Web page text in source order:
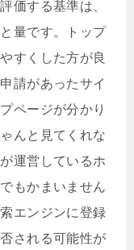
価する基準は、
量です。トップ
すくした方が良
請があったサイ
ページが分かり
んと見てくれな
運営しているホ
もかまいません
エンジンに登録
される可能性が